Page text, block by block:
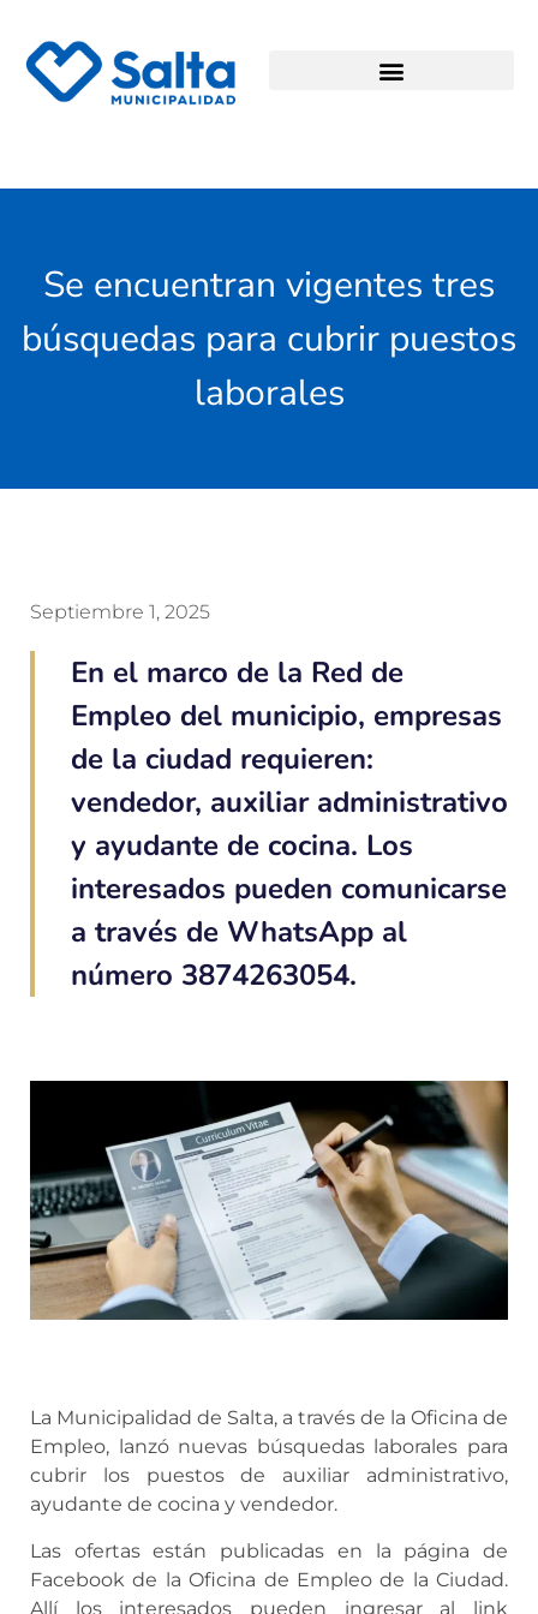
Se encuentran vigentes tres
búsquedas para cubrir puestos
laborales
Septiembre 1, 2025
En el marco de la Red de
Empleo del municipio, empresas
de la ciudad requieren:
vendedor, auxiliar administrativo
y ayudante de cocina. Los
interesados pueden comunicarse
a través de WhatsApp al
número 3874263054.
La Municipalidad de Salta, a través de la Oficina de
Empleo, lanzó nuevas búsquedas laborales para
cubrir los puestos de auxiliar administrativo,
ayudante de cocina y vendedor.
Las ofertas están publicadas en la página de
Facebook de la Oficina de Empleo de la Ciudad.
Allí los interesados pueden ingresar al link